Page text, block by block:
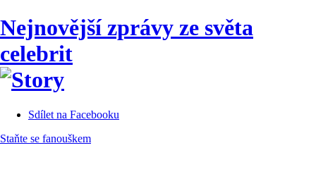
Nejnovější zprávy ze světa
celebrit
Sdílet na Facebooku
Staňte se fanouškem